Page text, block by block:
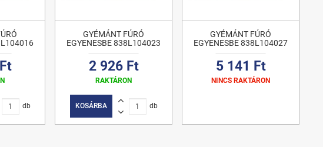
db
GYÉMÁNT FÚRÓ
EGYENESBE 838L104023
2 926 Ft
RAKTÁRON
KOSÁRBA db
GYÉMÁNT FÚRÓ
EGYENESBE 838L104027
5 141 Ft
NINCS RAKTÁRON